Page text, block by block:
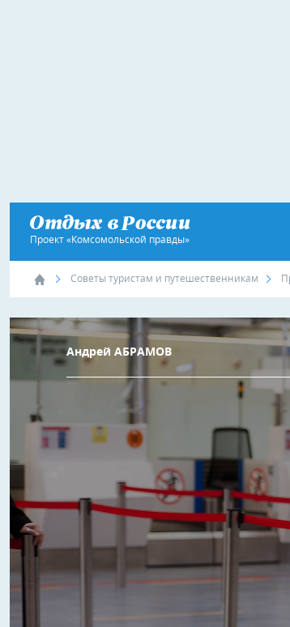
Проект «Комсомольской правды»
Советы туристам и путешественникам
Андрей АБРАМОВ